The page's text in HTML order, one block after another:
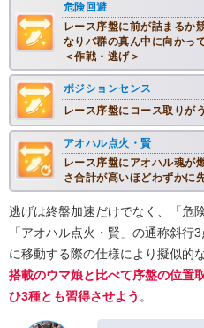
危険回避
レース序盤に前が詰まるか
なりバ群の真ん中に向かっ
＜作戦・逃げ＞
ポジションセンス
レース序盤にコース取りが
アオハル点火・賢
レース序盤にアオハル魂が
さ合計が高いほどわずかに
逃げは終盤加速だけでなく、「危
「アオハル点火・賢」の通称斜
に移動する際の仕様により擬似的
搭載のウマ娘と比べて序盤の位置
ひ3種とも習得させよう 。